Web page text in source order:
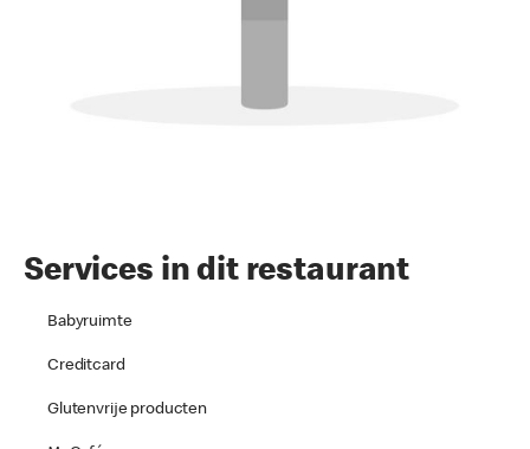
Services in dit restaurant
Babyruimte
Creditcard
Glutenvrije producten